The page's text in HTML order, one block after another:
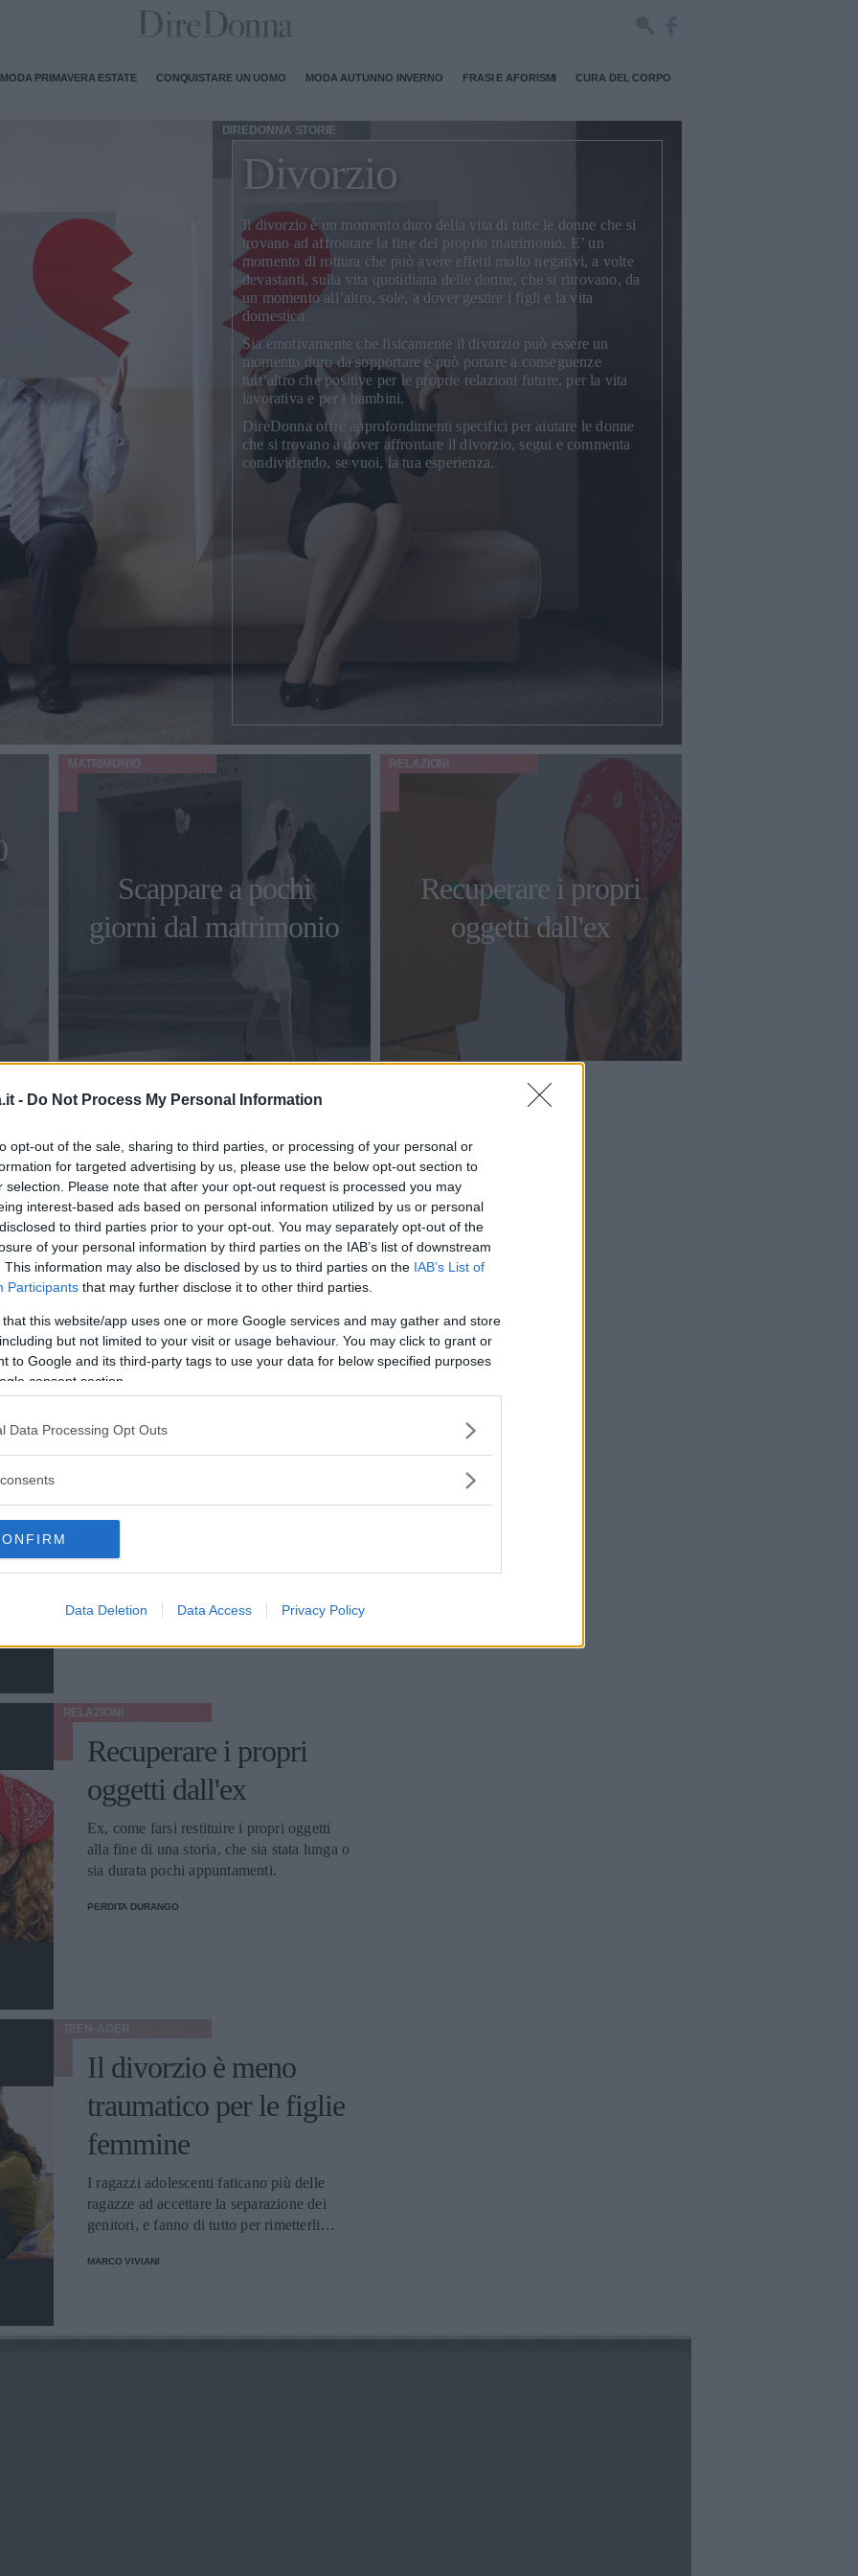
- Do Not Process My Personal Information
opt-out of the sale, sharing to third parties, or processing of your personal or
for targeted advertising by us, please use the below opt-out section to
selection. Please note that after your opt-out request is processed you may
interest-based ads based on personal information utilized by us or personal
to third parties prior to your opt-out. You may separately opt-out of the
of your personal information by third parties on the IAB’s list of downstream
This information may also be disclosed by us to third parties on the IAB’s List of
Participants that may further disclose it to other third parties.
that this website/app uses one or more Google services and may gather and store
but not limited to your visit or usage behaviour. You may click to grant or
to Google and its third-party tags to use your data for below specified purposes
consent section.
Data Processing Opt Outs
Data Deletion Data Access Privacy Policy
MODA PRIMAVERA ESTATE CONQUISTARE UN UOMO MODA AUTUNNO INVERNO FRASI E AFORISMI CURA DEL CORPO
DIREDONNA STORIE
Divorzio
Ildivorzio è un momento duro della vita di tutte le donne che si
trovano ad affrontare la fine del proprio matrimonio. E’ un
momento di rottura che può avere effetti molto negativi, a volte
devastanti, sulla vita quotidiana delle donne, che si ritrovano, da
un momento all’altro, sole, a dover gestire i figli e la vita
domestica.
Sia emotivamente che fisicamente il divorzio può essere un
momento duro da sopportare e può portare a conseguenze
tutt’altro che positive per le proprie relazioni future, per la vita
lavorativa e per i bambini.
DireDonna offre approfondimenti specifici per aiutare le donne
che si trovano a dover affrontare il divorzio, segui e commenta
condividendo, se vuoi, la tua esperienza.
MATRIMONIO
Scappare a pochi
giorni dal matrimonio
RELAZIONI
Recuperare i propri
oggetti dall'ex
Donne separate: 10
consigli per
ricominciare una nuova
vita
Donne separate: se avete firmato per la
separazione e archiviato il rapporto ecco
10 consigli per ricominciare una nuova
vita.
ELEONORA D'UFFIZI
MATRIMONIO
Scappare a pochi giorni
una pausa durante le preparazioni per le
nozze, piuttosto che affrontare una
RELAZIONI
Recuperare i propri
oggetti dall'ex
Ex, come farsi restituire i propri oggetti
alla fine di una storia, che sia stata lunga o
sia durata pochi appuntamenti.
PERDITA DURANGO
Il divorzio è meno
traumatico per le figlie
femmine
I ragazzi adolescenti faticano più delle
ragazze ad accettare la separazione dei
genitori, e fanno di tutto per rimetterli
MARCO VIVIANI